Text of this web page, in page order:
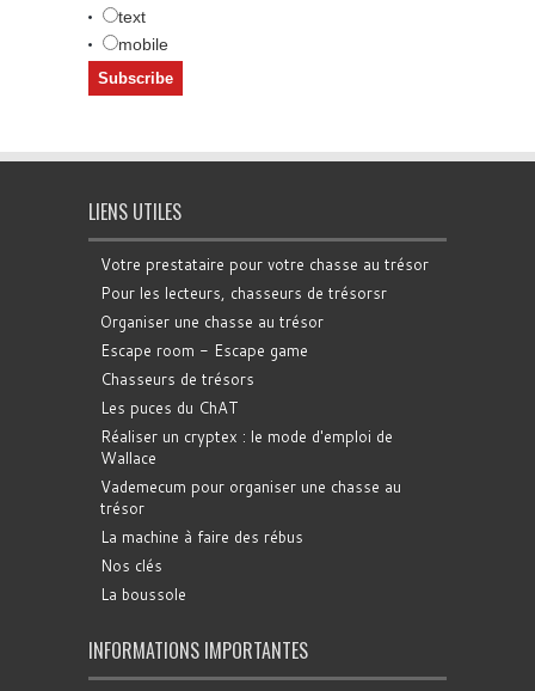
text
mobile
LIENS UTILES
Votre prestataire pour votre chasse au trésor
Pour les lecteurs, chasseurs de trésorsr
Organiser une chasse au trésor
Escape room - Escape game
Chasseurs de trésors
Les puces du ChAT
Réaliser un cryptex : le mode d'emploi de
Wallace
Vademecum pour organiser une chasse au
trésor
La machine à faire des rébus
Nos clés
La boussole
INFORMATIONS IMPORTANTES